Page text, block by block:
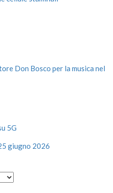
Don Bosco per la musica nel
5G
giugno 2026